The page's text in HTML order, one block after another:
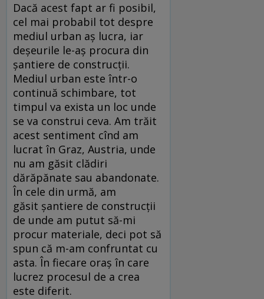
Dacă acest fapt ar fi posibil,
cel mai probabil tot despre
mediul urban aș lucra, iar
deșeurile le-aș procura din
șantiere de construcții.
Mediul urban este într-o
continuă schimbare, tot
timpul va exista un loc unde
se va construi ceva. Am trăit
acest sentiment cînd am
lucrat în Graz, Austria, unde
nu am găsit clădiri
dărăpănate sau abandonate.
În cele din urmă, am
găsit șantiere de construcții
de unde am putut să-mi
procur materiale, deci pot să
spun că m-am confruntat cu
asta. În fiecare oraș în care
lucrez procesul de a crea
este diferit.